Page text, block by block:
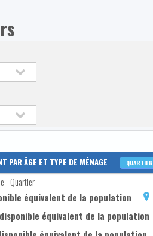
PAR ÂGE ET TYPE DE MÉNAGE QUARTIER
- Quartier
équivalent de la population
équivalent de la population